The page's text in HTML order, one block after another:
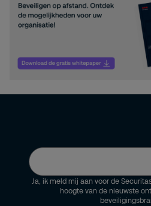
Ja, ik meld mij aan voor de
hoogte van de nieuwste